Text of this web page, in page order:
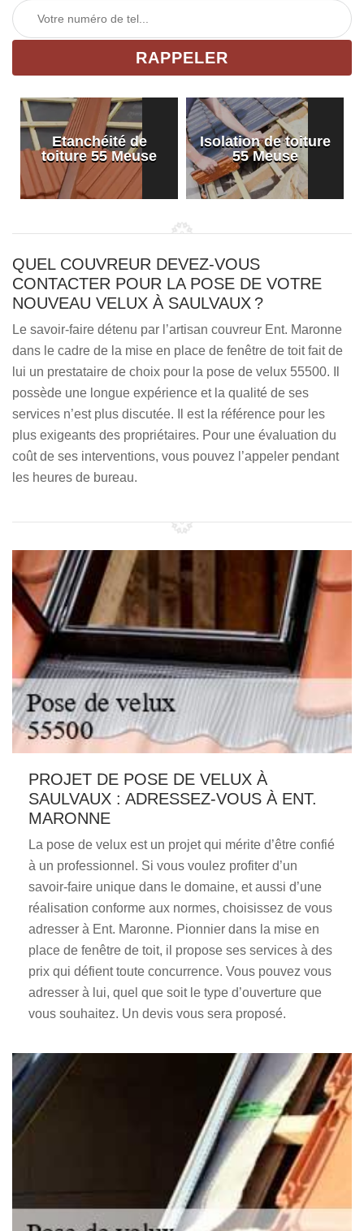
Etanchéité de
toiture 55 Meuse
Isolation de toiture
55 Meuse
QUEL COUVREUR DEVEZ-VOUS
CONTACTER POUR LA POSE DE VOTRE
NOUVEAU VELUX À SAULVAUX ?
Le savoir-faire détenu par l’artisan couvreur Ent. Maronne
dans le cadre de la mise en place de fenêtre de toit fait de
lui un prestataire de choix pour la pose de velux 55500. Il
possède une longue expérience et la qualité de ses
services n’est plus discutée. Il est la référence pour les
plus exigeants des propriétaires. Pour une évaluation du
coût de ses interventions, vous pouvez l’appeler pendant
les heures de bureau.
PROJET DE POSE DE VELUX À
SAULVAUX : ADRESSEZ-VOUS À ENT.
MARONNE
La pose de velux est un projet qui mérite d’être confié
à un professionnel. Si vous voulez profiter d’un
savoir-faire unique dans le domaine, et aussi d’une
réalisation conforme aux normes, choisissez de vous
adresser à Ent. Maronne. Pionnier dans la mise en
place de fenêtre de toit, il propose ses services à des
prix qui défient toute concurrence. Vous pouvez vous
adresser à lui, quel que soit le type d’ouverture que
vous souhaitez. Un devis vous sera proposé.